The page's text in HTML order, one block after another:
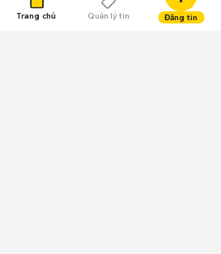
Trang chủ Quản lý tin Đăng tin